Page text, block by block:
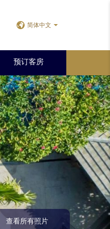
简体中文
预订客房
查看所有照片